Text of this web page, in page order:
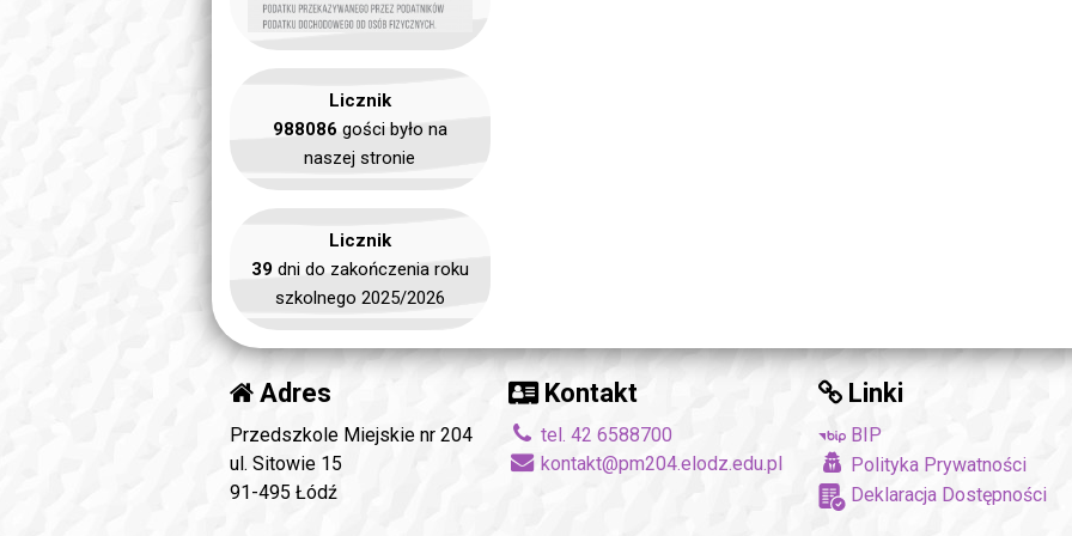
Licznik
988086 gości było na
naszej stronie
Licznik
39dni do zakończenia roku
szkolnego 2025/2026
Adres
Przedszkole Miejskie nr 204
ul. Sitowie 15
91-495 Łódź
Kontakt
tel. 42 6588700
kontakt@pm204.elodz.edu.pl
Linki
BIP
Polityka Prywatności
Deklaracja Dostępności